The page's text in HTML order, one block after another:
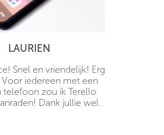
LAURIEN
Snel en vriendelijk! Erg
iedereen met een
telefoon zou ik Terello
Dank jullie wel.